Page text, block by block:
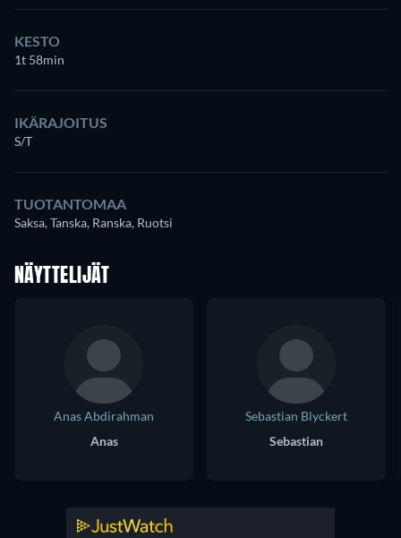
KESTO
1t 58min
IKÄRAJOITUS
S/T
TUOTANTOMAA
Saksa, Tanska, Ranska, Ruotsi
NÄYTTELIJÄT
Anas Abdirahman
Anas
Sebastian Blyckert
Sebastian